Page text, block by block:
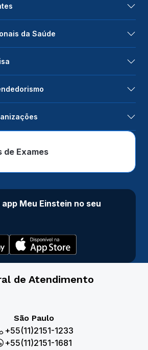
da Saúde
de Exames
Meu Einstein no seu
de Atendimento
São Paulo
+55(11)2151-1233
+55(11)2151-1681